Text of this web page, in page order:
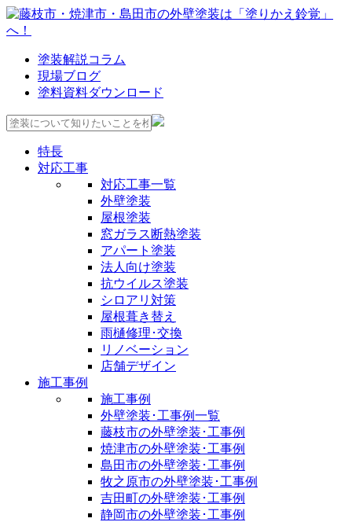
塗装解説コラム
現場ブログ
塗料資料ダウンロード
特長
対応工事
対応工事一覧
外壁塗装
屋根塗装
窓ガラス断熱塗装
アパート塗装
法人向け塗装
抗ウイルス塗装
シロアリ対策
屋根葺き替え
雨樋修理･交換
リノベーション
店舗デザイン
施工事例
施工事例
外壁塗装･工事例一覧
藤枝市の外壁塗装･工事例
焼津市の外壁塗装･工事例
島田市の外壁塗装･工事例
牧之原市の外壁塗装･工事例
吉田町の外壁塗装･工事例
静岡市の外壁塗装･工事例